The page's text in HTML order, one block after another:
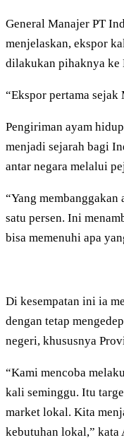
General Manajer PT
menjelaskan, ekspor
dilakukan pihaknya ke
“Ekspor pertama sejak
Pengiriman ayam
menjadi sejarah bagi
antar negara melalui
“Yang
satu persen. Ini
bisa memenuhi apa
Di kesempatan ini ia
dengan tetap
negeri, khususnya
“Kami mencoba
kali seminggu. Itu
market lokal. Kita
kebutuhan lokal,” kata